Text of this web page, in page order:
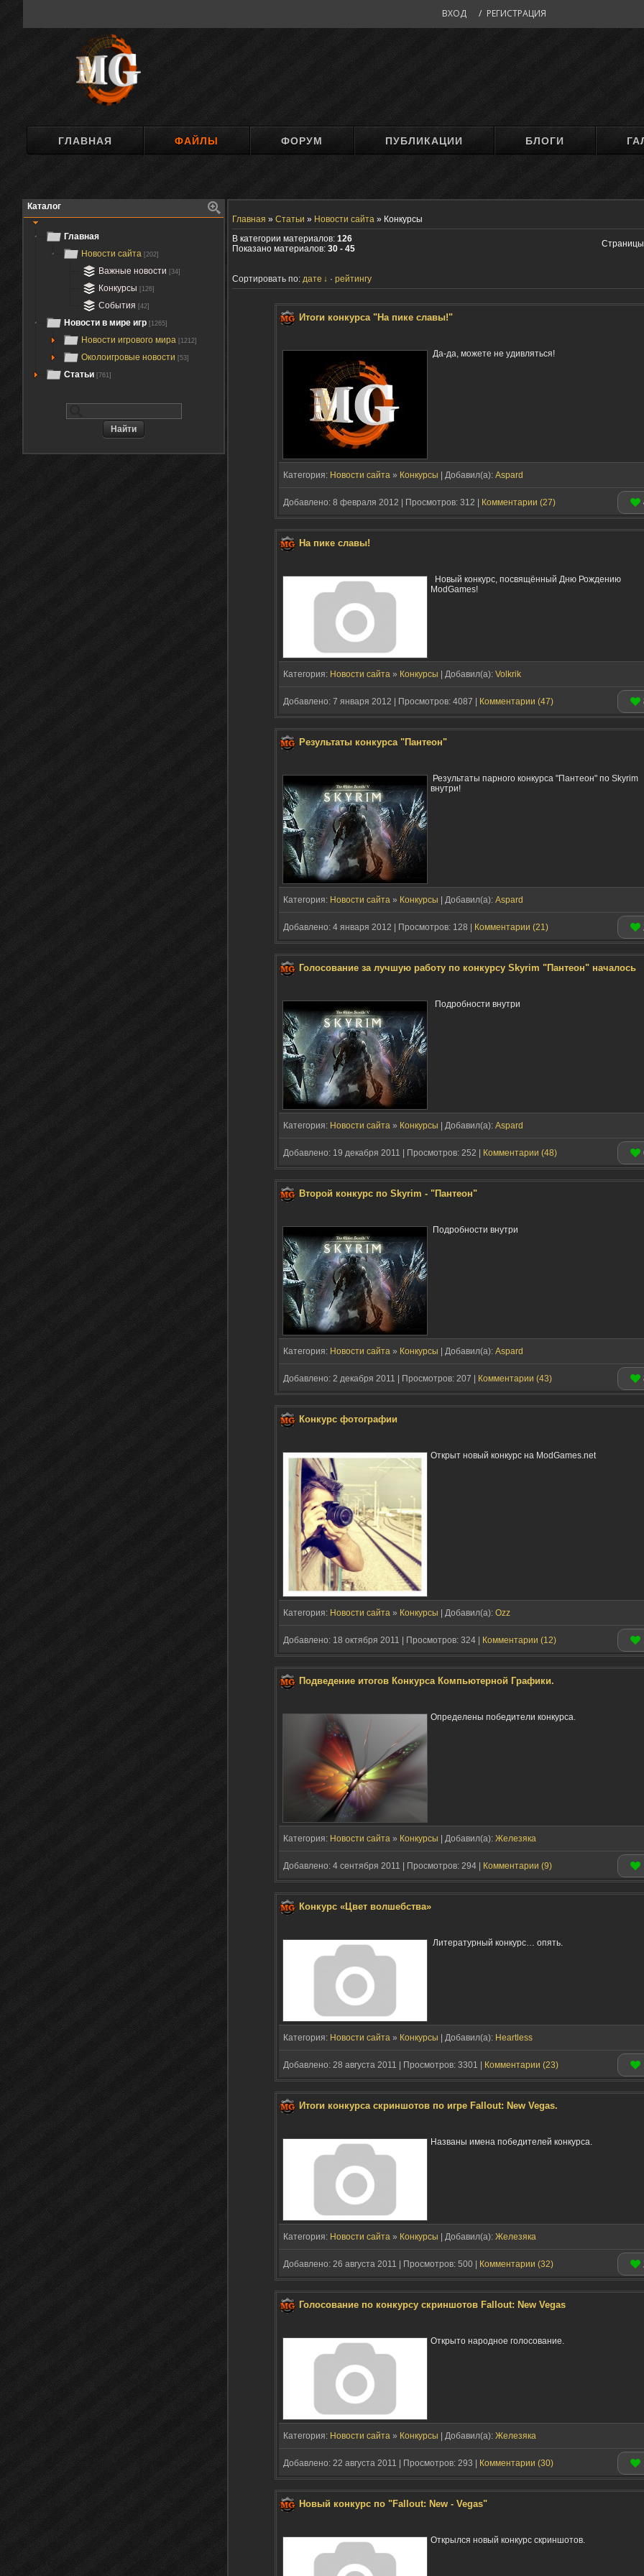
ВХОД / РЕГИСТРАЦИЯ
ГЛАВНАЯ ФАЙЛЫ ФОРУМ ПУБЛИКАЦИИ БЛОГИ
Каталог
Главная
Новости сайта [202]
Важные новости [34]
Конкурсы [126]
События [42]
Новости в мире игр [1265]
Новости игрового мира [1212]
Околоигровые новости [53]
Статьи [761]
Главная » Статьи » Новости сайта » Конкурсы
В категории материалов: 126
Показано материалов: 30 - 45
Сортировать по: дате рейтингу
Итоги конкурса "На пике славы!"
Да-да, можете не удивляться!
Категория: Новости сайта » Конкурсы | Добавил(a): Aspard
Добавлено: 8 февраля 2012 | Просмотров: 312 | Комментарии (27)
На пике славы!
Новый конкурс, посвящённый Дню Рождению
ModGames!
Категория: Новости сайта » Конкурсы | Добавил(a): Volkrik
Добавлено: 7 января 2012 | Просмотров: 4087 | Комментарии (47)
Результаты конкурса "Пантеон"
Результаты парного конкурса "Пантеон" по Skyrim
внутри!
Категория: Новости сайта » Конкурсы | Добавил(a): Aspard
Добавлено: 4 января 2012 | Просмотров: 128 | Комментарии (21)
Голосование за лучшую работу по конкурсу Skyrim "Пантеон" началось
Подробности внутри
Категория: Новости сайта » Конкурсы | Добавил(a): Aspard
Добавлено: 19 декабря 2011 | Просмотров: 252 | Комментарии (48)
Второй конкурс по Skyrim - "Пантеон"
Подробности внутри
Категория: Новости сайта » Конкурсы | Добавил(a): Aspard
Добавлено: 2 декабря 2011 | Просмотров: 207 | Комментарии (43)
Конкурс фотографии
Открыт новый конкурс на ModGames.net
Категория: Новости сайта » Конкурсы | Добавил(a): Ozz
Добавлено: 18 октября 2011 | Просмотров: 324 | Комментарии (12)
Подведение итогов Конкурса Компьютерной Графики.
Определены победители конкурса.
Категория: Новости сайта » Конкурсы | Добавил(a): Железяка
Добавлено: 4 сентября 2011 | Просмотров: 294 | Комментарии (9)
Конкурс «Цвет волшебства»
Литературный конкурс… опять.
Категория: Новости сайта » Конкурсы | Добавил(a): Heartless
Добавлено: 28 августа 2011 | Просмотров: 3301 | Комментарии (23)
Итоги конкурса скриншотов по игре Fallout: New Vegas.
Названы имена победителей конкурса.
Категория: Новости сайта » Конкурсы | Добавил(a): Железяка
Добавлено: 26 августа 2011 | Просмотров: 500 | Комментарии (32)
Голосование по конкурсу скриншотов Fallout: New Vegas
Открыто народное голосование.
Категория: Новости сайта » Конкурсы | Добавил(a): Железяка
Добавлено: 22 августа 2011 | Просмотров: 293 | Комментарии (30)
Новый конкурс по "Fallout: New - Vegas"
Открылся новый конкурс скриншотов.